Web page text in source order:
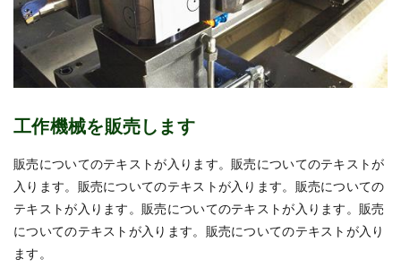
工作機械を販売します
販売についてのテキストが入ります。販売についてのテキストが
入ります。販売についてのテキストが入ります。販売についての
テキストが入ります。販売についてのテキストが入ります。販売
についてのテキストが入ります。販売についてのテキストが入り
ます。